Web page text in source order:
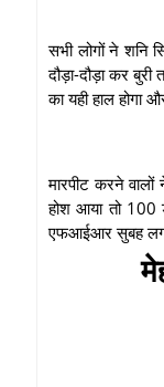
सभी लोगों ने शनि
दौड़ा-दौड़ा कर
का यही हाल होगा
मारपीट करने
होश आया तो 100
एफआईआर सुबह